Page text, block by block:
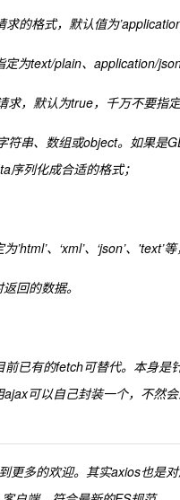
求的格式，默认值为
定为text/plain、application/
求，默认为true，千万不要指
符串、数组或object。如果是
序列化成合适的格式；
’html’、‘xml’、‘json’、
回的数据。
前已有的fetch可替代。本身
可以自己封装一个，不然会
更多的欢迎。其实axios也是